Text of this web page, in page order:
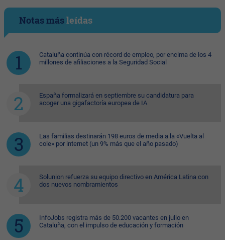
Notas másleídas
Cataluña continúa con récord de empleo, por encima de los 4
millones de afiliaciones a la Seguridad Social
España formalizará en septiembre su candidatura para
acoger una gigafactoría europea de IA
Las familias destinarán 198 euros de media a la «Vuelta al
cole» por internet (un 9% más que el año pasado)
Solunion refuerza su equipo directivo en América Latina con
dos nuevos nombramientos
InfoJobs registra más de 50.200 vacantes en julio en
Cataluña, con el impulso de educación y formación